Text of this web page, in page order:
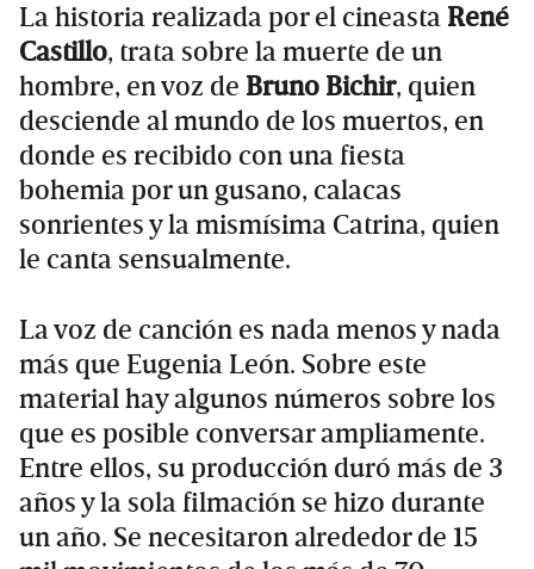
La historia realizada por el cineasta René
Castillo, trata sobre la muerte de un
hombre, en voz de Bruno Bichir, quien
desciende al mundo de los muertos, en
donde es recibido con una fiesta
bohemia por un gusano, calacas
sonrientes y la mismísima Catrina, quien
le canta sensualmente.
La voz de canción es nada menos y nada
más que Eugenia León. Sobre este
material hay algunos números sobre los
que es posible conversar ampliamente.
Entre ellos, su producción duró más de 3
años y la sola filmación se hizo durante
un año. Se necesitaron alrededor de 15